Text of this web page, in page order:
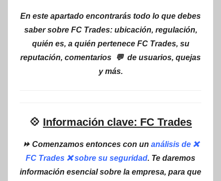
En este apartado encontrarás todo lo que debes
saber sobre FC Trades: ubicación, regulación,
quién es, a quién pertenece FC Trades, su
reputación, comentarios 💬 de usuarios, quejas
y más.
💠 Información clave: FC Trades
⏩ Comenzamos entonces con un análisis de ❌
FC Trades ❌ sobre su seguridad. Te daremos
información esencial sobre la empresa, para que